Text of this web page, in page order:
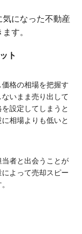
になった不動産
す。
ト
格の相場を把握す
いまま売り出して
設定してしまうと
相場よりも低いと
者と出会うことが
よって売却スピー